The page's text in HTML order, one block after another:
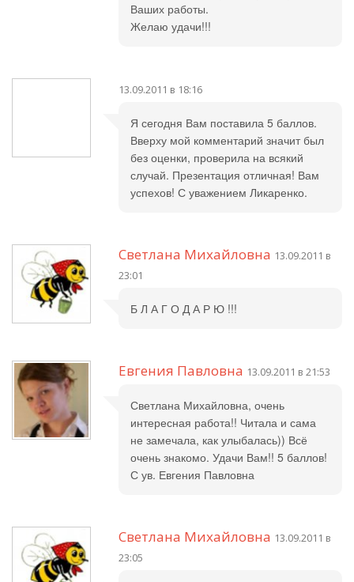
Ваших работы.
Желаю удачи!!!
13.09.2011 в 18:16
Я сегодня Вам поставила 5 баллов.
Вверху мой комментарий значит был
без оценки, проверила на всякий
случай. Презентация отличная! Вам
успехов! С уважением Ликаренко.
Светлана Михайловна 13.09.2011 в
23:01
Б Л А Г О Д А Р Ю !!!
Евгения Павловна 13.09.2011 в 21:53
Светлана Михайловна, очень
интересная работа!! Читала и сама
не замечала, как улыбалась)) Всё
очень знакомо. Удачи Вам!! 5 баллов!
С ув. Евгения Павловна
Светлана Михайловна 13.09.2011 в
23:05